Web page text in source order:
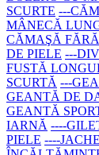
SCURTE ---
MÂNECĂ
CĂMAŞĂ
DE PIELE ---
FUSTĂ
SCURTĂ ---
GEANTĂ DE
GEANTĂ
IARNĂ ----
PIELE ----